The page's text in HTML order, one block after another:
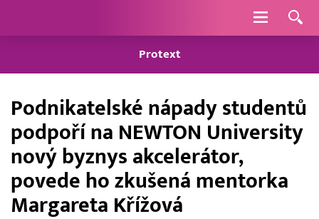
Navigace
Protext
Podnikatelské nápady studentů
podpoří na NEWTON University
nový byznys akcelerátor,
povede ho zkušená mentorka
Margareta Křížová